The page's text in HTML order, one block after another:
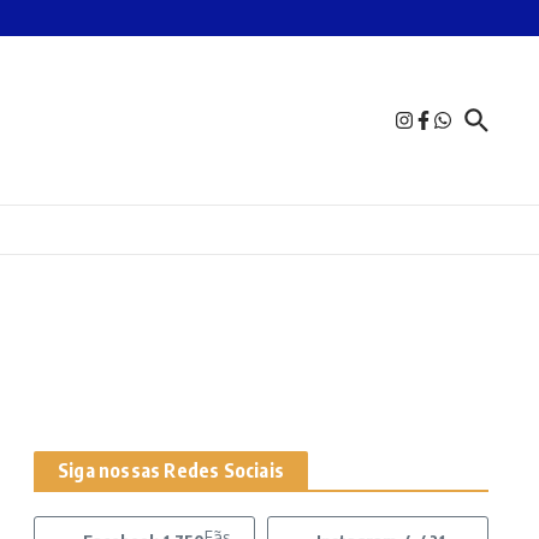
Siga nossas Redes Sociais